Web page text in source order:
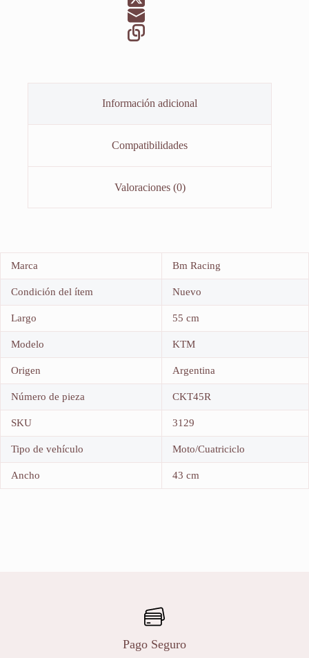
Información adicional
Compatibilidades
Valoraciones (0)
Marca Bm Racing
Condición del ítem Nuevo
Largo 55 cm
Modelo KTM
Origen Argentina
Número de pieza CKT45R
SKU 3129
Tipo de vehículo Moto/Cuatriciclo
Ancho 43 cm
Pago Seguro